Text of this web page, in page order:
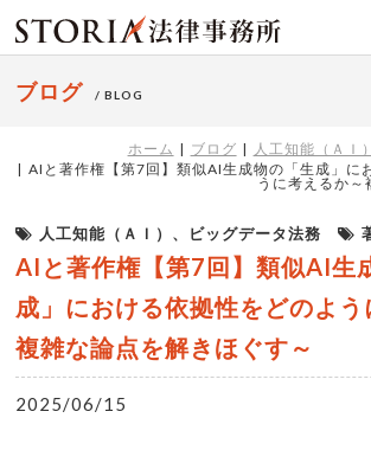
ブログ / BLOG
ホーム ブログ
人工知能（ＡＩ
AIと著作権【第7回】類似AI生成物の「生成」に
うに考えるか～
人工知能（ＡＩ）、ビッグデータ法務
AIと著作権【第7回】類似AI生
成」における依拠性をどのよう
複雑な論点を解きほぐす～
2025/06/15